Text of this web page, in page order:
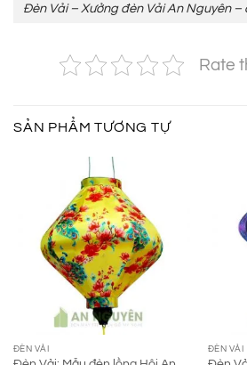
Đèn Vải – Xưởng đèn Vải An Nguyên
Rate
SẢN PHẨM TƯƠNG TỰ
ĐÈN VẢI ĐÈN VẢI